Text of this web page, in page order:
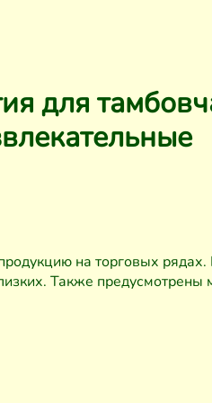
для
на торговых
Также предусмотрены